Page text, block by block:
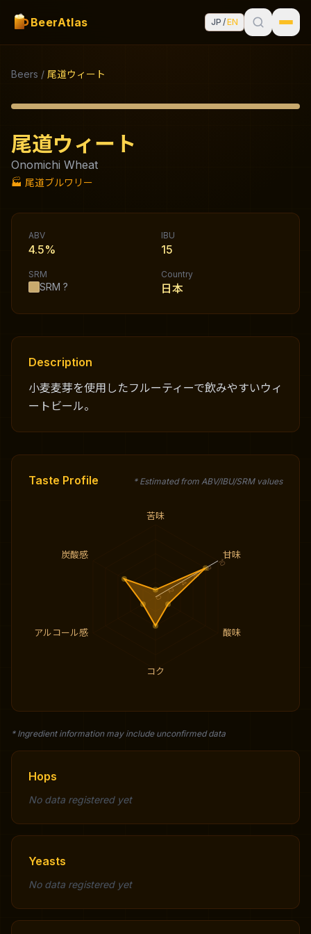
BeerAtlas JP /EN
Beers / 尾道ウィート
尾道ウィート
Onomichi Wheat
🏭 尾道ブルワリー
ABV
4.5%
IBU
15
SRM
SRM ?
Country
日本
Description
小麦麦芽を使用したフルーティーで飲みやすいウィ
ートビール。
Taste Profile * Estimated from ABV/IBU/SRM values
苦味
甘味
酸味
コク
アルコール感
炭酸感
0
2
4
6
8
10
* Ingredient information may include unconfirmed data
Hops
No data registered yet
Yeasts
No data registered yet